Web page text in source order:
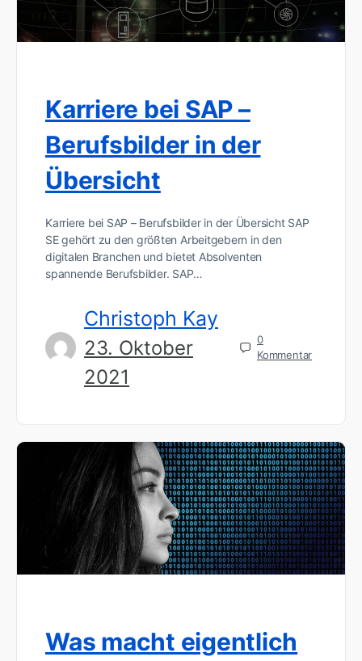
Karriere bei SAP –
Berufsbilder in der
Übersicht
Karriere bei SAP – Berufsbilder in der Übersicht SAP
SE gehört zu den größten Arbeitgebern in den
digitalen Branchen und bietet Absolventen
spannende Berufsbilder. SAP…
Christoph Kay
23. Oktober
2021
0
Kommentar
Was macht eigentlich